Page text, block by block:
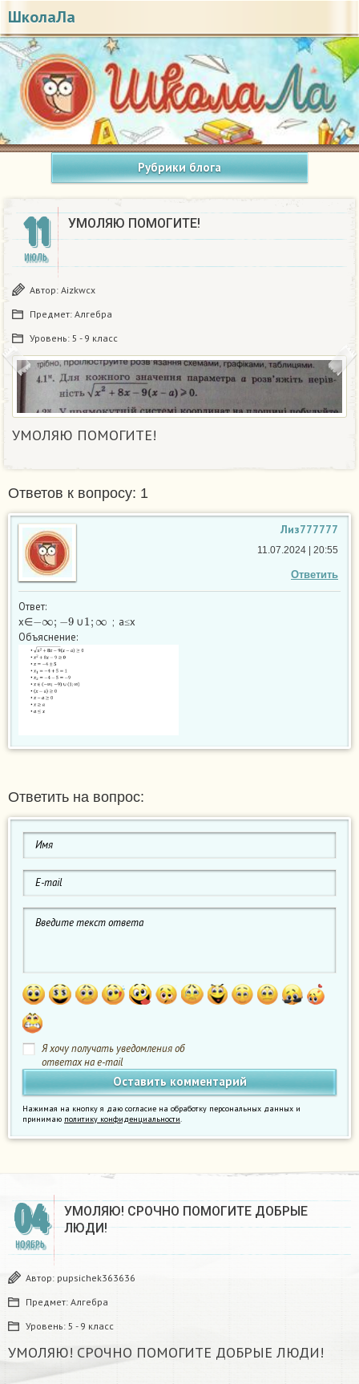
ШколаЛа
Рубрики блога
11
ИЮЛЬ
УМОЛЯЮ ПОМОГИТЕ!
Автор: Aizkwcx
Предмет: Алгебра
Уровень: 5 - 9 класс
УМОЛЯЮ ПОМОГИТЕ!
Ответов к вопросу: 1
Лиз777777
Ответить
11.07.2024 | 20:55
Ответ:
x∈
−∞
∪
1
; a≤x
Объяснение:
Ответить на вопрос:
Я хочу получать уведомления об
ответах на e-mail
Нажимая на кнопку я даю согласие на обработку персональных данных и
принимаю политику конфиденциальности.
04
НОЯБРЬ
УМОЛЯЮ! СРОЧНО ПОМОГИТЕ ДОБРЫЕ
ЛЮДИ!
Автор: pupsichek363636
Предмет: Алгебра
Уровень: 5 - 9 класс
УМОЛЯЮ! СРОЧНО ПОМОГИТЕ ДОБРЫЕ ЛЮДИ!